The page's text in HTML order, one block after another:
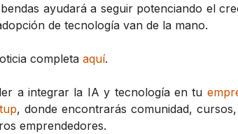
ayudará a seguir potenciando el
de tecnología van de la mano.
completa aquí.
a integrar la IA y tecnología en tu
, donde encontrarás comunidad,
emprendedores.